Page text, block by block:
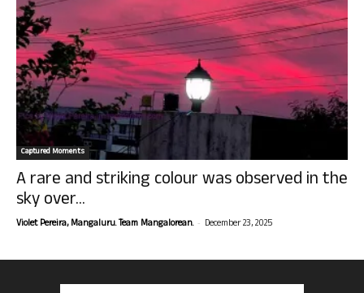
Captured Moments
A rare and striking colour was observed in the
sky over...
Violet Pereira, Mangaluru. Team Mangalorean. - December 23, 2025